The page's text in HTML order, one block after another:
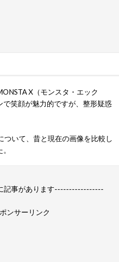
X（モンスタ・エック
で笑顔が魅力的ですが、整形疑惑
ついて、昔と現在の画像を比較し
事があります-----------------
ンサーリンク